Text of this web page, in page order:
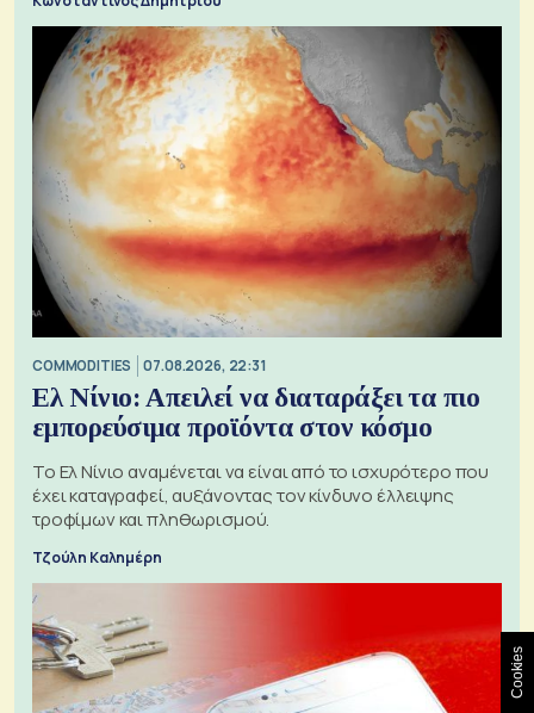
COMMODITIES 07.08.2026, 22:31
Ελ Νίνιο: Απειλεί να διαταράξει τα πιο
εμπορεύσιμα προϊόντα στον κόσμο
Το Ελ Νίνιο αναμένεται να είναι από το ισχυρότερο που
έχει καταγραφεί, αυξάνοντας τον κίνδυνο έλλειψης
τροφίμων και πληθωρισμού.
Τζούλη Καλημέρη
Cookies